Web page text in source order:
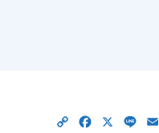
Copy Facebook
X Line